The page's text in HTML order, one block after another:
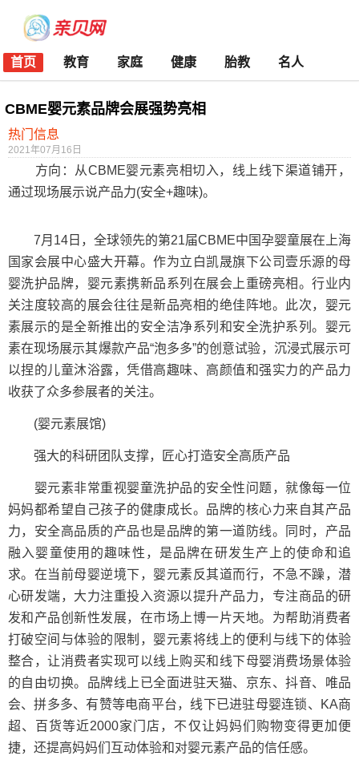
首页 教育 家庭 健康 胎教 名人
CBME婴元素品牌会展强势亮相
热门信息
2021年07月16日
​方向：从CBME婴元素亮相切入，线上线下渠道铺开，
通过现场展示说产品力(安全+趣味)。
7月14日，全球领先的第21届CBME中国孕婴童展在上海
国家会展中心盛大开幕。作为立白凯晟旗下公司壹乐源的母
婴洗护品牌，婴元素携新品系列在展会上重磅亮相。行业内
关注度较高的展会往往是新品亮相的绝佳阵地。此次，婴元
素展示的是全新推出的安全洁净系列和安全洗护系列。婴元
素在现场展示其爆款产品“泡多多”的创意试验，沉浸式展示可
以捏的儿童沐浴露，凭借高趣味、高颜值和强实力的产品力
收获了众多参展者的关注。
(婴元素展馆)
强大的科研团队支撑，匠心打造安全高质产品
婴元素非常重视婴童洗护品的安全性问题，就像每一位
妈妈都希望自己孩子的健康成长。品牌的核心力来自其产品
力，安全高品质的产品也是品牌的第一道防线。同时，产品
融入婴童使用的趣味性，是品牌在研发生产上的使命和追
求。在当前母婴逆境下，婴元素反其道而行，不急不躁，潜
心研发端，大力注重投入资源以提升产品力，专注商品的研
发和产品创新性发展，在市场上博一片天地。为帮助消费者
打破空间与体验的限制，婴元素将线上的便利与线下的体验
整合，让消费者实现可以线上购买和线下母婴消费场景体验
的自由切换。品牌线上已全面进驻天猫、京东、抖音、唯品
会、拼多多、有赞等电商平台，线下已进驻母婴连锁、KA商
超、百货等近2000家门店，不仅让妈妈们购物变得更加便
捷，还提高妈妈们互动体验和对婴元素产品的信任感。